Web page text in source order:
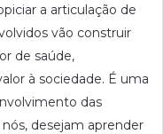
a articulação de
vão construir
de saúde,
à sociedade. É uma
das
desejam aprender